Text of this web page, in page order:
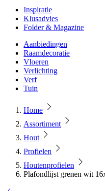
Inspiratie
Klusadvies
Folder & Magazine
Aanbiedingen
Raamdecoratie
Vloeren
Verlichting
Verf
Tuin
Home
Assortiment
Hout
Profielen
Houtenprofielen
Plafondlijst grenen wit